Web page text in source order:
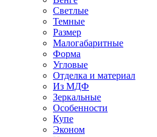
Светлые
Темные
Размер
Малогабаритные
Форма
Угловые
Отделка и материал
Из МДФ
Зеркальные
Особенности
Купе
Эконом